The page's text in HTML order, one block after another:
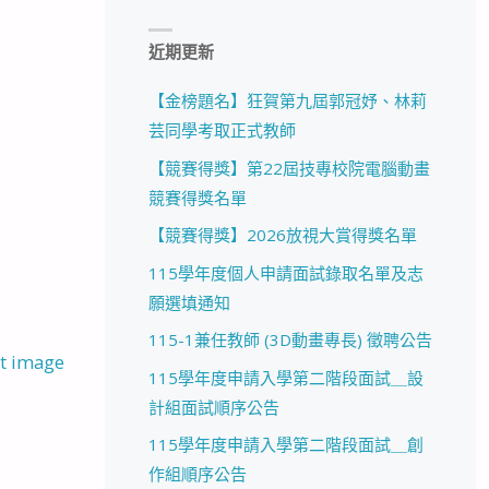
image
近期更新
【金榜題名】狂賀第九屆郭冠妤、林莉
芸同學考取正式教師
【競賽得獎】第22屆技專校院電腦動畫
競賽得獎名單
【競賽得獎】2026放視大賞得獎名單
115學年度個人申請面試錄取名單及志
願選填通知
115-1兼任教師 (3D動畫專長) 徵聘公告
115學年度申請入學第二階段面試＿設
計組面試順序公告
115學年度申請入學第二階段面試＿創
作組順序公告